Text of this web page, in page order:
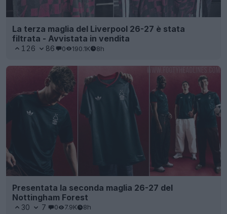
La terza maglia del Liverpool 26-27 è stata
filtrata - Avvistata in vendita
126 86 0 190.1K 8h
Presentata la seconda maglia 26-27 del
Nottingham Forest
30 7 0 7.9K 8h